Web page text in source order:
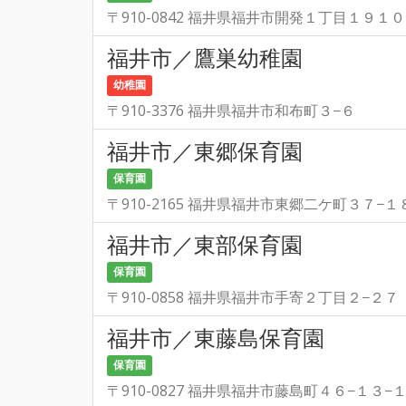
〒910-0842 福井県福井市開発１丁目１９１０
福井市／鷹巣幼稚園
幼稚園
〒910-3376 福井県福井市和布町３−６
福井市／東郷保育園
保育園
〒910-2165 福井県福井市東郷二ケ町３７−１
福井市／東部保育園
保育園
〒910-0858 福井県福井市手寄２丁目２−２７
福井市／東藤島保育園
保育園
〒910-0827 福井県福井市藤島町４６−１３−１